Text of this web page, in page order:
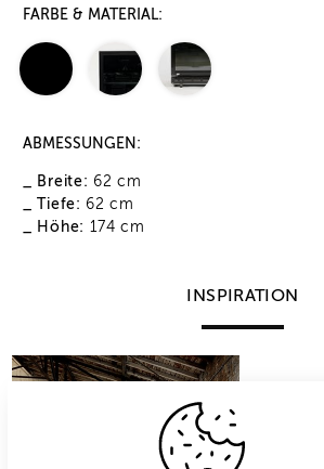
FARBE & MATERIAL:
ABMESSUNGEN:
_ Breite: 62 cm
_ Tiefe: 62 cm
_ Höhe: 174 cm
INSPIRATION